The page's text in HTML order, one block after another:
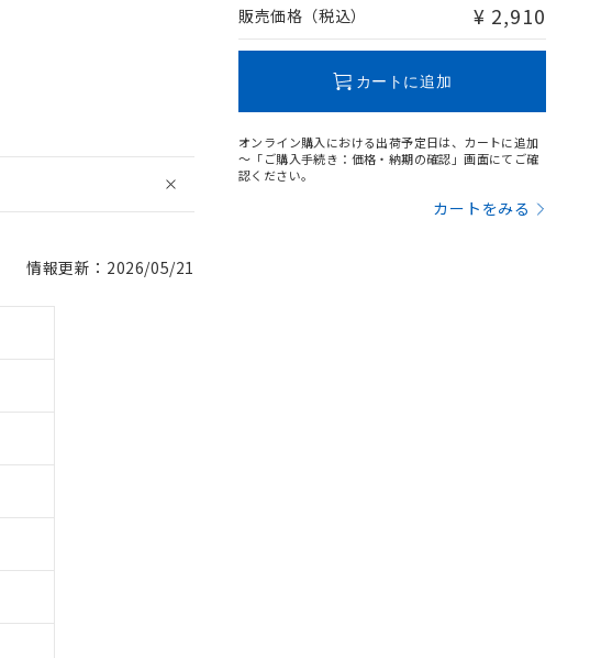
情報更新：2026/05/21
販売価格（税込） ¥ 2,910
カートに追加
オンライン購入における出荷予定日は、カートに追加
～「ご購入手続き：価格・納期の確認」画面にてご確
認ください。
カートをみる